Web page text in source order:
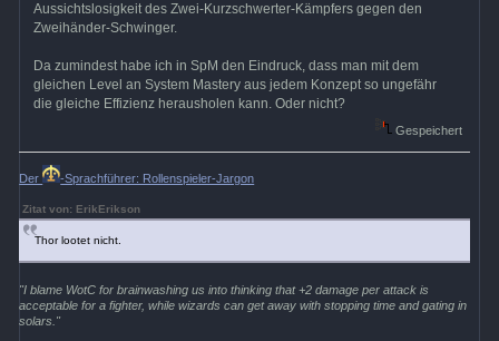
Aussichtslosigkeit des Zwei-Kurzschwerter-Kämpfers gegen den
Zweihänder-Schwinger.
Da zumindest habe ich in SpM den Eindruck, dass man mit dem
gleichen Level an System Mastery aus jedem Konzept so ungefähr
die gleiche Effizienz herausholen kann. Oder nicht?
Gespeichert
Der -Sprachführer: Rollenspieler-Jargon
Zitat von: ErikErikson
Thor lootet nicht.
"I blame WotC for brainwashing us into thinking that +2 damage per attack is
acceptable for a fighter, while wizards can get away with stopping time and gating in
solars."